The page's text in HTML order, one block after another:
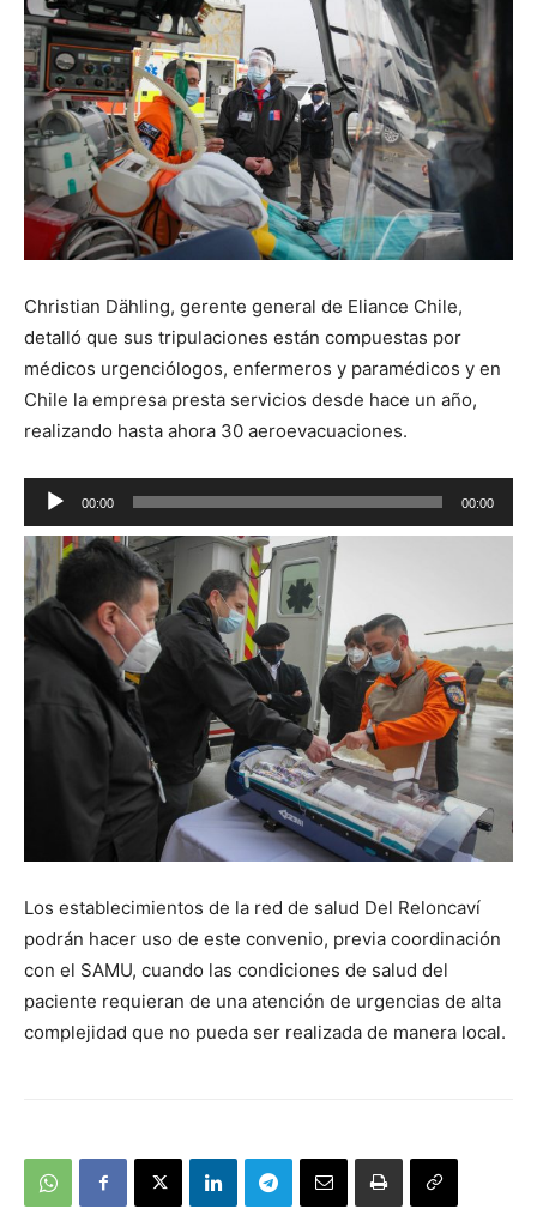
Christian Dähling, gerente general de Eliance Chile,
detalló que sus tripulaciones están compuestas por
médicos urgenciólogos, enfermeros y paramédicos y en
Chile la empresa presta servicios desde hace un año,
realizando hasta ahora 30 aeroevacuaciones.
Reproductor
de
audio
00:00 00:00
Los establecimientos de la red de salud Del Reloncaví
podrán hacer uso de este convenio, previa coordinación
con el SAMU, cuando las condiciones de salud del
paciente requieran de una atención de urgencias de alta
complejidad que no pueda ser realizada de manera local.